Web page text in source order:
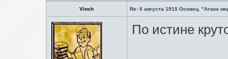
Vinch Re: 6 августа 1915 Осовец. "Атака
По истине